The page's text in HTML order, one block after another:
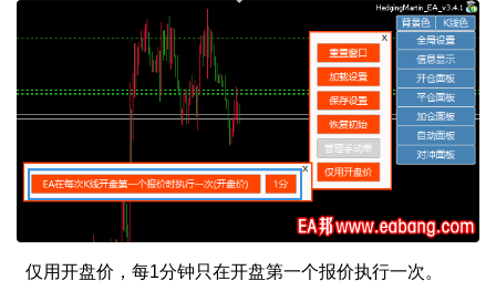
仅用开盘价，每1分钟只在开盘第一个报价执行一次。